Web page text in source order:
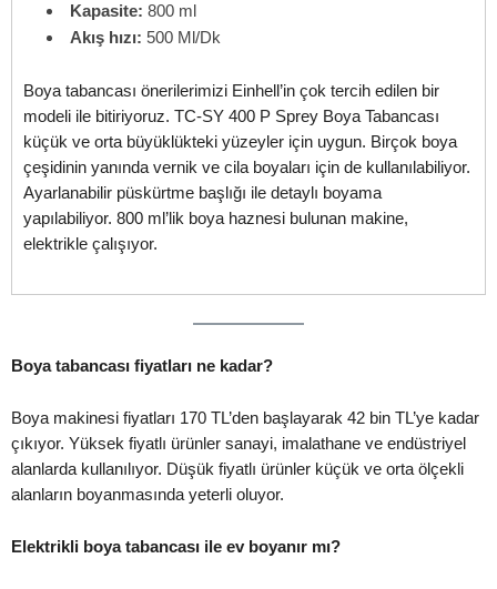
Kapasite: 800 ml
Akış hızı: 500 Ml/Dk
Boya tabancası önerilerimizi Einhell’in çok tercih edilen bir
modeli ile bitiriyoruz. TC-SY 400 P Sprey Boya Tabancası
küçük ve orta büyüklükteki yüzeyler için uygun. Birçok boya
çeşidinin yanında vernik ve cila boyaları için de kullanılabiliyor.
Ayarlanabilir püskürtme başlığı ile detaylı boyama
yapılabiliyor. 800 ml’lik boya haznesi bulunan makine,
elektrikle çalışıyor.
Boya tabancası fiyatları ne kadar?
Boya makinesi fiyatları 170 TL’den başlayarak 42 bin TL’ye kadar
çıkıyor. Yüksek fiyatlı ürünler sanayi, imalathane ve endüstriyel
alanlarda kullanılıyor. Düşük fiyatlı ürünler küçük ve orta ölçekli
alanların boyanmasında yeterli oluyor.
Elektrikli boya tabancası ile ev boyanır mı?